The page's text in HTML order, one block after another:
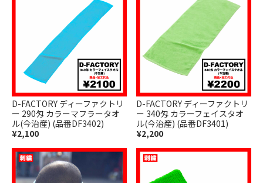
D-FACTORY ディーファクトリ
ー 290匁 カラーマフラータオ
ル(今治産) (品番DF3402)
¥2,100
D-FACTORY ディーファクトリ
ー 340匁 カラーフェイスタオ
ル(今治産) (品番DF3401)
¥2,200